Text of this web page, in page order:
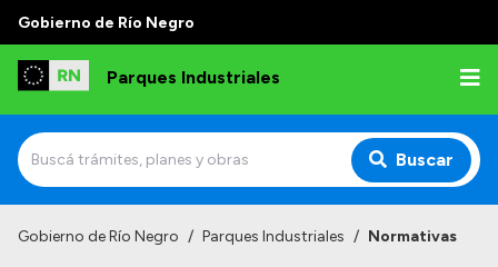
Gobierno de Río Negro
Parques Industriales
Buscar
Gobierno de Río Negro / Parques Industriales / Normativas